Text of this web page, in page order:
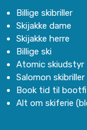
Billige skibriller
Skijakke dame
Skijakke herre
Billige ski
Atomic skiudstyr
Salomon skibriller
Book tid til
Alt om skiferie